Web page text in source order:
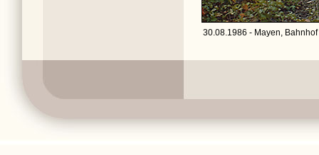
30.08.1986 - Mayen,